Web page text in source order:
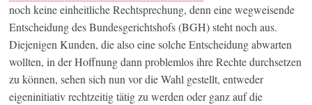
noch keine einheitliche Rechtsprechung, denn eine wegweisende
Entscheidung des Bundesgerichtshofs (BGH) steht noch aus.
Diejenigen Kunden, die also eine solche Entscheidung abwarten
wollten, in der Hoffnung dann problemlos ihre Rechte durchsetzen
zu können, sehen sich nun vor die Wahl gestellt, entweder
eigeninitiativ rechtzeitig tätig zu werden oder ganz auf die